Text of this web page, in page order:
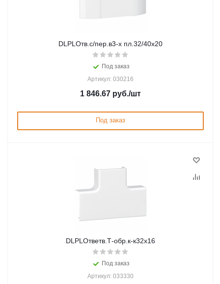
DLPLОтв.c/пер.в3-х пл.32/40х20
Под заказ
Артикул: 030216
1 846.67 руб./шт
Под заказ
DLPLОтветв.Т-обр.к-к32х16
Под заказ
Артикул: 033330